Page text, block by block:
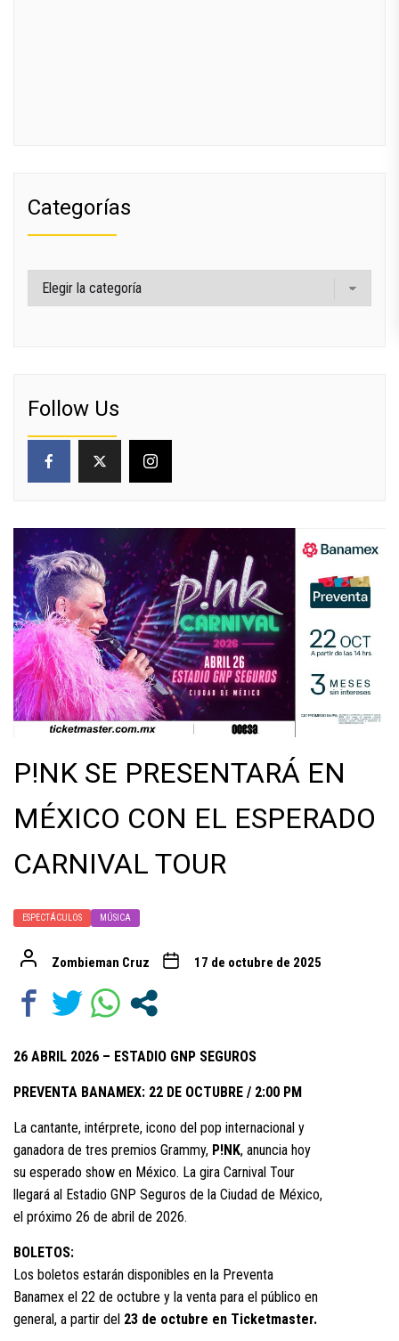
P!NK SE PRESENTARÁ EN
MÉXICO CON EL ESPERADO
CARNIVAL TOUR
ESPECTÁCULOS MÚSICA
Zombieman Cruz 17 de octubre de 2025
26 ABRIL 2026 – ESTADIO GNP SEGUROS
PREVENTA BANAMEX: 22 DE OCTUBRE / 2:00 PM
La cantante, intérprete, icono del pop internacional y
ganadora de tres premios Grammy, P!NK, anuncia hoy
su esperado show en México. La gira Carnival Tour
llegará al Estadio GNP Seguros de la Ciudad de México,
el próximo 26 de abril de 2026.
BOLETOS:
Los boletos estarán disponibles en la Preventa
Banamex el 22 de octubre y la venta para el público en
general, a partir del 23 de octubre en Ticketmaster.
Categorías
Categorías
Follow Us